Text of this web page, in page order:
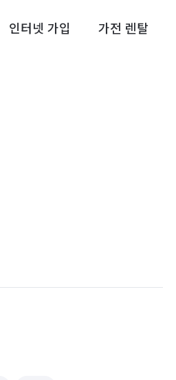
인터넷 가입 가전 렌탈